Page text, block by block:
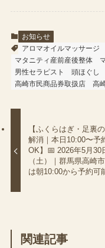
お知らせ
アロマオイルマッサージ
マタニティ産前産後整体
男性セラピスト
頭ほぐし
高崎市民商品券取扱店
高
【ふくらはぎ・足裏
解消｜本日10:00〜予
OK】📅 2026年5月30
（土）｜群馬県高崎
は朝10:00から予約可
関連記事